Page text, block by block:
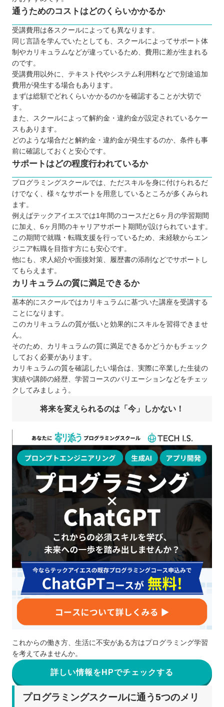
通うためのコストはどのくらいかかるか
受講費用は各スクールによっても異なります。
同じ言語を学んでいたとしても、スクールによってサポート体
制やカリキュラムなどが違っているため、費用に差が生まれる
のです。
受講費用以外に、テキスト代やシステム利用料などで別途追加
費用が発生する場合もあります。
まずは総額でどれくらいかかるのかを確認することが大切で
す。
また、スクールによって解約金・違約金が設定されているケー
スもあります。
どのような場合だと解約金・違約金が発生するのか、条件も事
前に確認しておくと安心です。
サポートはどの程度行われているか
プログラミングスクールでは、ただスキルを身に付けられるだ
けでなく、様々なサポートを用意しているところが多くみられ
ます。
例えばテックアイエスでは1年間のコースだと6ヶ月の学習期間
に加え、6ヶ月間のキャリアサポート期間が設けられています。
この期間で就職・転職支援を行っているため、未経験からエン
ジニア転職を目指す方にも安心です。
他にも、求人紹介や面接対策、履歴書の添削などでサポートし
てもらえます。
カリキュラムの質に満足できるか
基本的にスクールではカリキュラムに基づいた講座を受講する
ことになります。
このカリキュラムの質が低いと効果的にスキルを習得できませ
ん。
そのため、カリキュラムの質に満足できるかどうかもチェック
しておく必要があります。
カリキュラムの質を確認したい場合は、実際に卒業した生徒の
実績や講師の経歴、学習コースのバリエーションなどをチェッ
クしてみましょう。
将来を変えられるのは「今」しかない！
これからの働き方、生活に不安がある方はプログラミング学習
を考えてみませんか。
詳しい情報をHPでチェックする
プログラミングスクールに通う5つのメリ